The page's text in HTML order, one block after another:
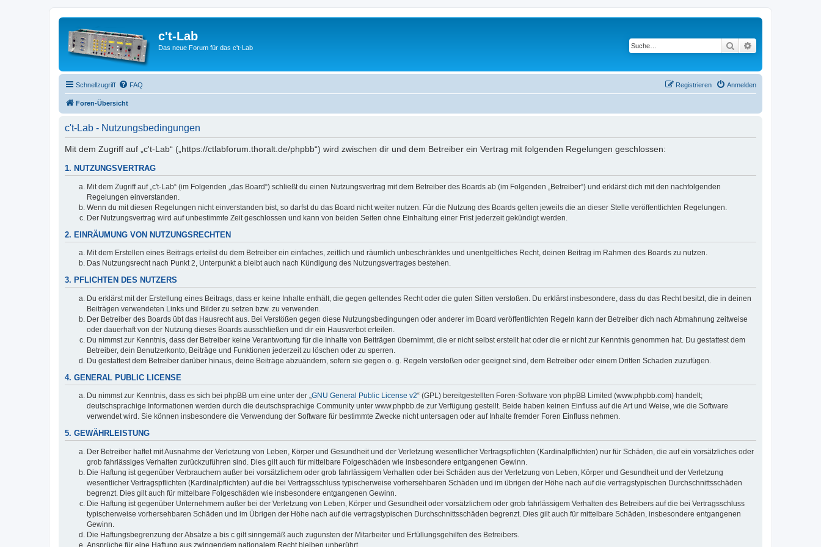
c't-Lab
Das neue Forum für das c't-Lab Suche
Schnellzugriff FAQ Anmelden
Registrieren
Foren-Übersicht
c't-Lab - Nutzungsbedingungen
Mit dem Zugriff auf „c't-Lab“ („https://ctlabforum.thoralt.de/phpbb“) wird zwischen dir und dem Betreiber ein Vertrag mit folgenden Regelungen geschlossen:
1. NUTZUNGSVERTRAG
Mit dem Zugriff auf „c't-Lab“ (im Folgenden „das Board“) schließt du einen Nutzungsvertrag mit dem Betreiber des Boards ab (im Folgenden „Betreiber“) und erklärst dich mit den nachfolgenden
Regelungen einverstanden.
Wenn du mit diesen Regelungen nicht einverstanden bist, so darfst du das Board nicht weiter nutzen. Für die Nutzung des Boards gelten jeweils die an dieser Stelle veröffentlichten Regelungen.
Der Nutzungsvertrag wird auf unbestimmte Zeit geschlossen und kann von beiden Seiten ohne Einhaltung einer Frist jederzeit gekündigt werden.
2. EINRÄUMUNG VON NUTZUNGSRECHTEN
Mit dem Erstellen eines Beitrags erteilst du dem Betreiber ein einfaches, zeitlich und räumlich unbeschränktes und unentgeltliches Recht, deinen Beitrag im Rahmen des Boards zu nutzen.
Das Nutzungsrecht nach Punkt 2, Unterpunkt a bleibt auch nach Kündigung des Nutzungsvertrages bestehen.
3. PFLICHTEN DES NUTZERS
Du erklärst mit der Erstellung eines Beitrags, dass er keine Inhalte enthält, die gegen geltendes Recht oder die guten Sitten verstoßen. Du erklärst insbesondere, dass du das Recht besitzt, die in deinen
Beiträgen verwendeten Links und Bilder zu setzen bzw. zu verwenden.
Der Betreiber des Boards übt das Hausrecht aus. Bei Verstößen gegen diese Nutzungsbedingungen oder anderer im Board veröffentlichten Regeln kann der Betreiber dich nach Abmahnung zeitweise
oder dauerhaft von der Nutzung dieses Boards ausschließen und dir ein Hausverbot erteilen.
Du nimmst zur Kenntnis, dass der Betreiber keine Verantwortung für die Inhalte von Beiträgen übernimmt, die er nicht selbst erstellt hat oder die er nicht zur Kenntnis genommen hat. Du gestattest dem
Betreiber, dein Benutzerkonto, Beiträge und Funktionen jederzeit zu löschen oder zu sperren.
Du gestattest dem Betreiber darüber hinaus, deine Beiträge abzuändern, sofern sie gegen o. g. Regeln verstoßen oder geeignet sind, dem Betreiber oder einem Dritten Schaden zuzufügen.
4. GENERAL PUBLIC LICENSE
Du nimmst zur Kenntnis, dass es sich bei phpBB um eine unter der „GNU General Public License v2“ (GPL) bereitgestellten Foren-Software von phpBB Limited (www.phpbb.com) handelt;
deutschsprachige Informationen werden durch die deutschsprachige Community unter www.phpbb.de zur Verfügung gestellt. Beide haben keinen Einfluss auf die Art und Weise, wie die Software
verwendet wird. Sie können insbesondere die Verwendung der Software für bestimmte Zwecke nicht untersagen oder auf Inhalte fremder Foren Einfluss nehmen.
5. GEWÄHRLEISTUNG
Der Betreiber haftet mit Ausnahme der Verletzung von Leben, Körper und Gesundheit und der Verletzung wesentlicher Vertragspflichten (Kardinalpflichten) nur für Schäden, die auf ein vorsätzliches oder
grob fahrlässiges Verhalten zurückzuführen sind. Dies gilt auch für mittelbare Folgeschäden wie insbesondere entgangenen Gewinn.
Die Haftung ist gegenüber Verbrauchern außer bei vorsätzlichem oder grob fahrlässigem Verhalten oder bei Schäden aus der Verletzung von Leben, Körper und Gesundheit und der Verletzung
wesentlicher Vertragspflichten (Kardinalpflichten) auf die bei Vertragsschluss typischerweise vorhersehbaren Schäden und im übrigen der Höhe nach auf die vertragstypischen Durchschnittsschäden
begrenzt. Dies gilt auch für mittelbare Folgeschäden wie insbesondere entgangenen Gewinn.
Die Haftung ist gegenüber Unternehmern außer bei der Verletzung von Leben, Körper und Gesundheit oder vorsätzlichem oder grob fahrlässigem Verhalten des Betreibers auf die bei Vertragsschluss
typischerweise vorhersehbaren Schäden und im Übrigen der Höhe nach auf die vertragstypischen Durchschnittsschäden begrenzt. Dies gilt auch für mittelbare Schäden, insbesondere entgangenen
Gewinn.
Die Haftungsbegrenzung der Absätze a bis c gilt sinngemäß auch zugunsten der Mitarbeiter und Erfüllungsgehilfen des Betreibers.
Ansprüche für eine Haftung aus zwingendem nationalem Recht bleiben unberührt.